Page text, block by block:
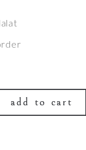
add to cart